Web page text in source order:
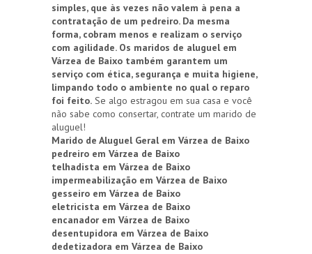
simples, que às vezes não valem à pena a
contratação de um pedreiro. Da mesma
forma, cobram menos e realizam o serviço
com agilidade. Os maridos de aluguel em
Várzea de Baixo também garantem um
serviço com ética, segurança e muita higiene,
limpando todo o ambiente no qual o reparo
foi feito. Se algo estragou em sua casa e você
não sabe como consertar, contrate um marido de
aluguel!
Marido de Aluguel Geral em Várzea de Baixo
pedreiro em Várzea de Baixo
telhadista em Várzea de Baixo
impermeabilização em Várzea de Baixo
gesseiro em Várzea de Baixo
eletricista em Várzea de Baixo
encanador em Várzea de Baixo
desentupidora em Várzea de Baixo
dedetizadora em Várzea de Baixo